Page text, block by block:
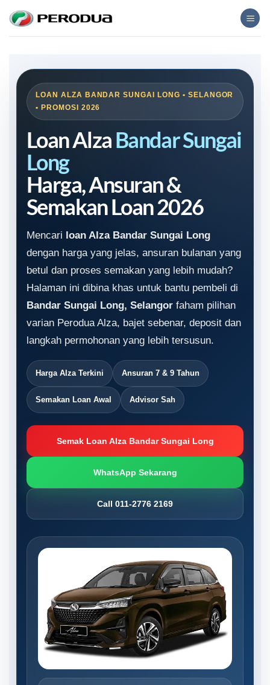
content
LOAN ALZA BANDAR SUNGAI LONG • SELANGOR
• PROMOSI 2026
Loan AlzaBandar Sungai
Long
Harga, Ansuran &
Semakan Loan 2026
Mencari loan Alza Bandar Sungai Long
dengan harga yang jelas, ansuran bulanan yang
betul dan proses semakan yang lebih mudah?
Halaman ini dibina khas untuk bantu pembeli di
Bandar Sungai Long, Selangor faham pilihan
varian Perodua Alza, bajet sebenar, deposit dan
langkah permohonan yang lebih tersusun.
Harga Alza Terkini Ansuran 7 & 9 Tahun
Semakan Loan Awal Advisor Sah
Semak Loan Alza Bandar Sungai Long
WhatsApp Sekarang
Call 011-2776 2169